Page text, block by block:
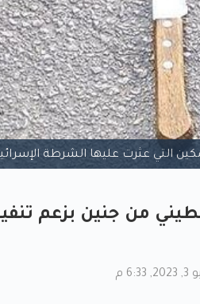
التي عثرت عليها الشرطة
من جنين بزعم
م